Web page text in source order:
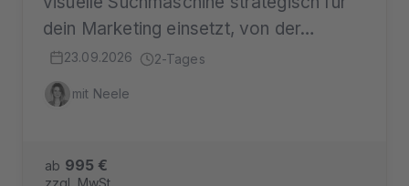
dein Marketing einsetzt, von der…
23.09.2026 2-Tages
mit Neele
ab 995 €